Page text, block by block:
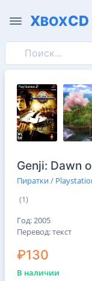
XBOXCD
Genji: Dawn
Пиратки /
(1)
Год: 2005
Перевод: текст
₽130
В наличии